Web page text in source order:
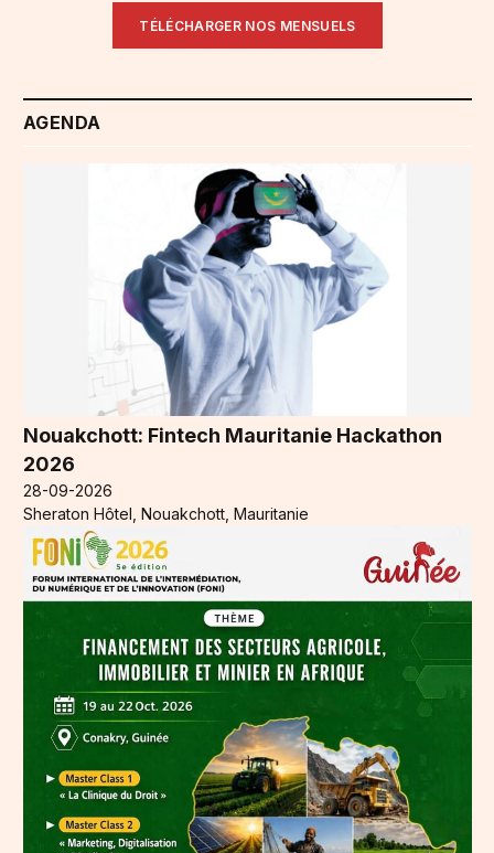
TÉLÉCHARGER NOS MENSUELS
AGENDA
Nouakchott: Fintech Mauritanie Hackathon
2026
28-09-2026
Sheraton Hôtel, Nouakchott, Mauritanie